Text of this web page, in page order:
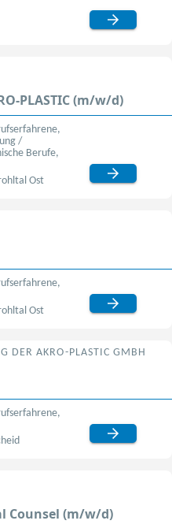
PLASTIC (m/w/d)
/
Berufe,
Ost
Ost
DER AKRO-PLASTIC GMBH
Counsel (m/w/d)